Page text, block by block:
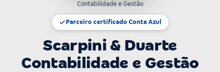
Contabilidade e Gestão
Parceiro certificado Conta Azul
Scarpini & Duarte
Contabilidade e Gestão